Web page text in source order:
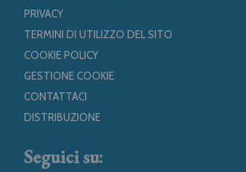
PRIVACY
TERMINI DI UTILIZZO DEL SITO
COOKIE POLICY
GESTIONE COOKIE
CONTATTACI
DISTRIBUZIONE
Seguici su: